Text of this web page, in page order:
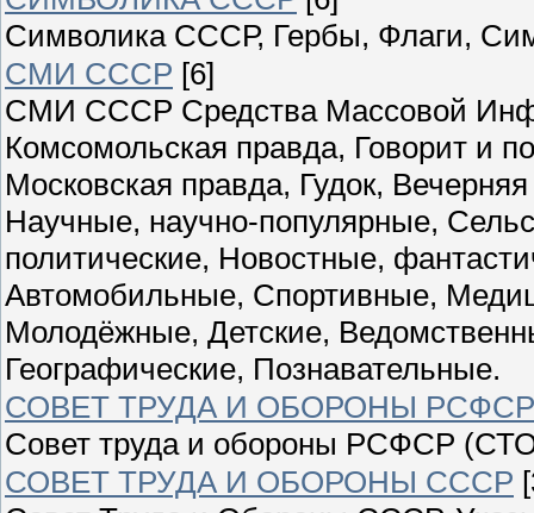
Символика СССР, Гербы, Флаги,
СМИ СССР [6]
СМИ СССР Средства Массовой
Комсомольская правда, Говорит и
Московская правда, Гудок,
Научные, научно-популярные,
политические, Новостные,
Автомобильные, Спортивные,
Молодёжные, Детские,
Географические, Познавательные.
СОВЕТ ТРУДА И ОБОРОНЫ РСФСР
Совет труда и обороны РСФСР
СОВЕТ ТРУДА И ОБОРОНЫ СССР